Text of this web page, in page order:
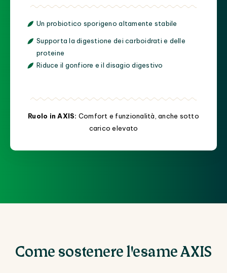
Un probiotico sporigeno altamente stabile
Supporta la digestione dei carboidrati e delle
proteine
Riduce il gonfiore e il disagio digestivo
Ruolo in AXIS: Comfort e funzionalità, anche sotto
carico elevato
Come sostenere l'esame AXIS